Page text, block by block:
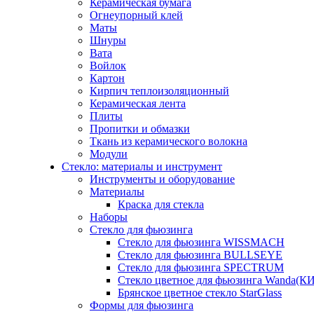
Керамическая бумага
Огнеупорный клей
Маты
Шнуры
Вата
Войлок
Картон
Кирпич теплоизоляционный
Керамическая лента
Плиты
Пропитки и обмазки
Ткань из керамического волокна
Модули
Стекло: материалы и инструмент
Инструменты и оборудование
Материалы
Краска для стекла
Наборы
Стекло для фьюзинга
Стекло для фьюзинга WISSMACH
Стекло для фьюзинга BULLSEYE
Стекло для фьюзинга SPECTRUM
Стекло цветное для фьюзинга
Брянское цветное стекло StarGlass
Формы для фьюзинга